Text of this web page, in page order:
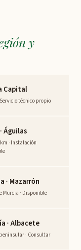
y
Capital
técnico propio
Águilas
· Instalación
· Mazarrón
Murcia · Disponible
· Albacete
· Consultar